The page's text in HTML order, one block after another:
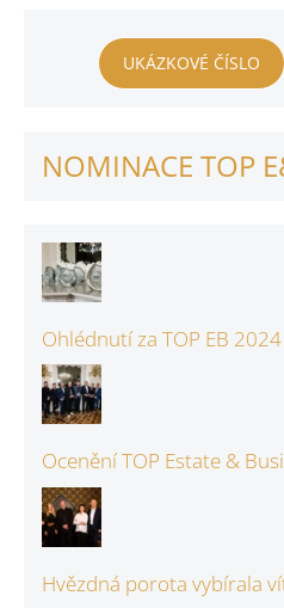
UKÁZKOVÉ ČÍSLO
NOMINACE TOP
Ohlédnutí za TOP EB 2024
Ocenění TOP Estate &
Hvězdná porota vybírala